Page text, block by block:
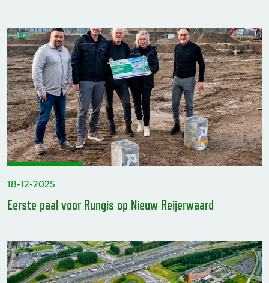
18-12-2025
Eerste paal voor Rungis op Nieuw Reijerwaard